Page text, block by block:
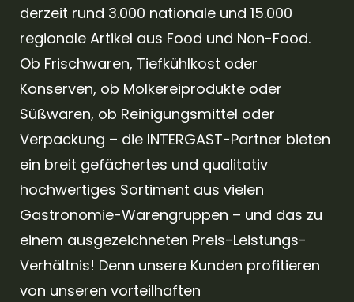
derzeit rund 3.000 nationale und 15.000
regionale Artikel aus Food und Non-Food.
Ob Frischwaren, Tiefkühlkost oder
Konserven, ob Molkereiprodukte oder
Süßwaren, ob Reinigungsmittel oder
Verpackung – die INTERGAST-Partner bieten
ein breit gefächertes und qualitativ
hochwertiges Sortiment aus vielen
Gastronomie-Warengruppen – und das zu
einem ausgezeichneten Preis-Leistungs-
Verhältnis! Denn unsere Kunden profitieren
von unseren vorteilhaften